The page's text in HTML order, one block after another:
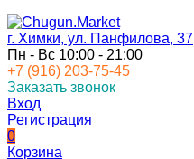
г. Химки, ул. Панфилова, 37
Пн - Вс 10:00 - 21:00
+7 (916) 203-75-45
Заказать звонок
Вход
Регистрация
0
Корзина